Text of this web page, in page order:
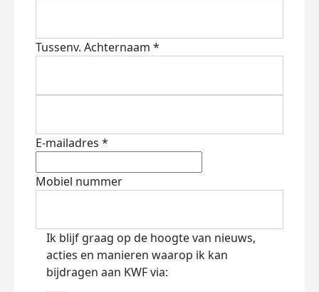
Tussenv. Achternaam *
E-mailadres *
Mobiel nummer
Ik blijf graag op de hoogte van nieuws,
acties en manieren waarop ik kan
bijdragen aan KWF via: